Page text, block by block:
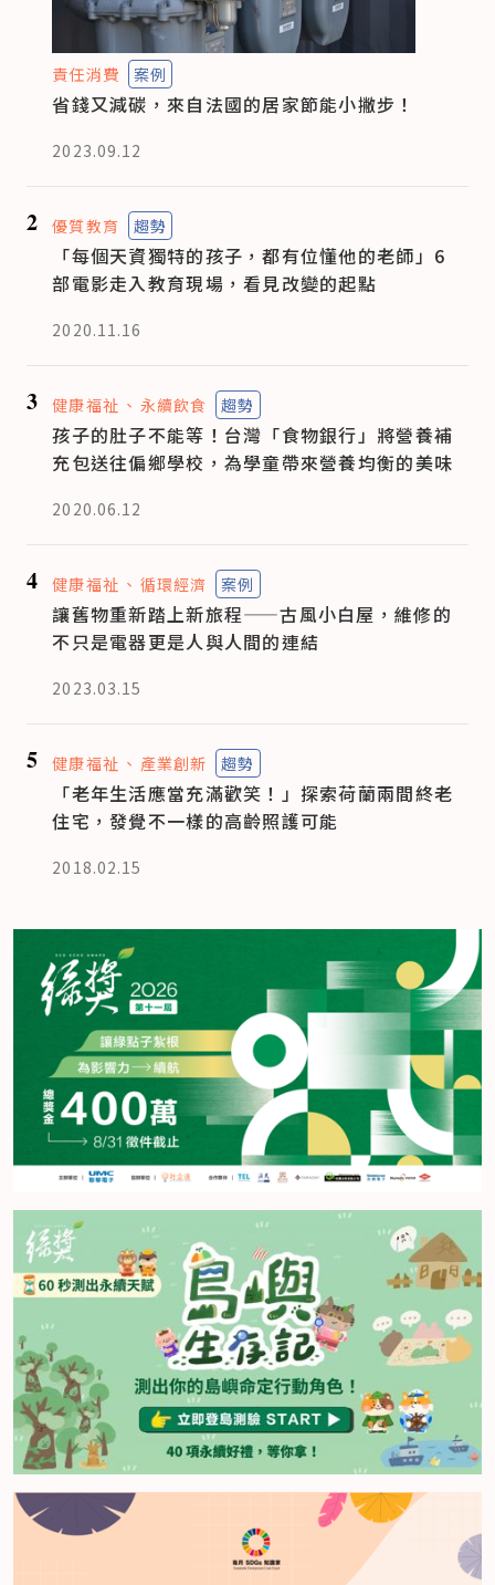
責任消費 案例
省錢又減碳，來自法國的居家節能小撇步！
2023.09.12
2 優質教育 趨勢
「每個天資獨特的孩子，都有位懂他的老師」6
部電影走入教育現場，看見改變的起點
2020.11.16
3 健康福祉 永續飲食 趨勢
孩子的肚子不能等！台灣「食物銀行」將營養補
充包送往偏鄉學校，為學童帶來營養均衡的美味
2020.06.12
4 健康福祉 循環經濟 案例
讓舊物重新踏上新旅程——古風小白屋，維修的
不只是電器更是人與人間的連結
2023.03.15
5 健康福祉 產業創新 趨勢
「老年生活應當充滿歡笑！」探索荷蘭兩間終老
住宅，發覺不一樣的高齡照護可能
2018.02.15